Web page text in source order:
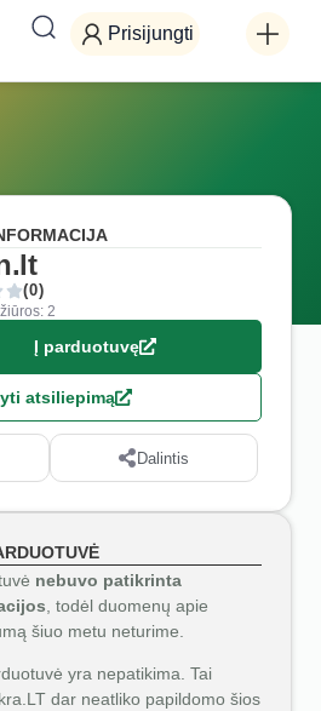
Prisijungti
(0)
2
Į parduotuvę
atsiliepimą
Dalintis
nebuvo patikrinta
, todėl duomenų apie
šiuo metu neturime.
yra nepatikima. Tai
dar neatliko papildomo šios